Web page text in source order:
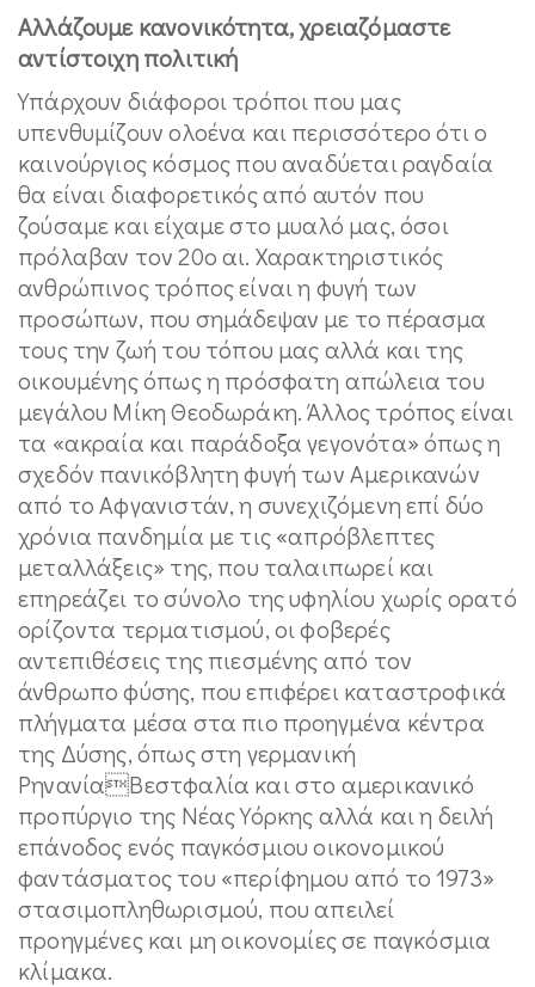
Αλλάζουμε κανονικότητα, χρειαζόμαστε
αντίστοιχη πολιτική
Υπάρχουν διάφοροι τρόποι που μας
υπενθυμίζουν ολοένα και περισσότερο ότι ο
καινούργιος κόσμος που αναδύεται ραγδαία
θα είναι διαφορετικός από αυτόν που
ζούσαμε και είχαμε στο μυαλό μας, όσοι
πρόλαβαν τον 20o αι. Χαρακτηριστικός
ανθρώπινος τρόπος είναι η φυγή των
προσώπων, που σημάδεψαν με το πέρασμα
τους την ζωή του τόπου μας αλλά και της
οικουμένης όπως η πρόσφατη απώλεια του
μεγάλου Μίκη Θεοδωράκη. Άλλος τρόπος είναι
τα «ακραία και παράδοξα γεγονότα» όπως η
σχεδόν πανικόβλητη φυγή των Αμερικανών
από το Αφγανιστάν, η συνεχιζόμενη επί δύο
χρόνια πανδημία με τις «απρόβλεπτες
μεταλλάξεις» της, που ταλαιπωρεί και
επηρεάζει το σύνολο της υφηλίου χωρίς ορατό
ορίζοντα τερματισμού, οι φοβερές
αντεπιθέσεις της πιεσμένης από τον
άνθρωπο φύσης, που επιφέρει καταστροφικά
πλήγματα μέσα στα πιο προηγμένα κέντρα
της Δύσης, όπως στη γερμανική
ΡηνανίαΒεστφαλία και στο αμερικανικό
προπύργιο της Νέας Υόρκης αλλά και η δειλή
επάνοδος ενός παγκόσμιου οικονομικού
φαντάσματος του «περίφημου από το 1973»
στασιμοπληθωρισμού, που απειλεί
προηγμένες και μη οικονομίες σε παγκόσμια
κλίμακα.